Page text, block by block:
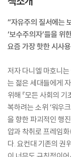
“자유주의 질서에는
‘보수주의자’들을 위
요즘 가장 핫한 시사
저자 다니엘 마호니
는 젊은 세대들에게
위해 『모든 사회의
복하려는 소위 ‘워우
을 향한 파괴적인 행
압과 착취로 프레임
다. 요컨대 기존의 권